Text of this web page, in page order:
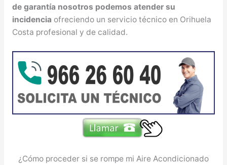
de garantía nosotros podemos atender su
incidencia ofreciendo un servicio técnico en Orihuela
Costa profesional y de calidad.
¿Cómo proceder si se rompe mi Aire Acondicionado